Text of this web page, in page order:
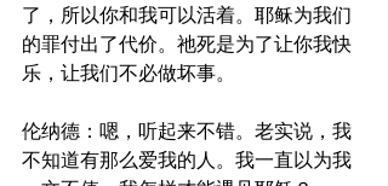
了，所以你和我可以活着。耶稣为我们
的罪付出了代价。祂死是为了让你我快
乐，让我们不必做坏事。
伦纳德：嗯，听起来不错。老实说，我
不知道有那么爱我的人。我一直以为我